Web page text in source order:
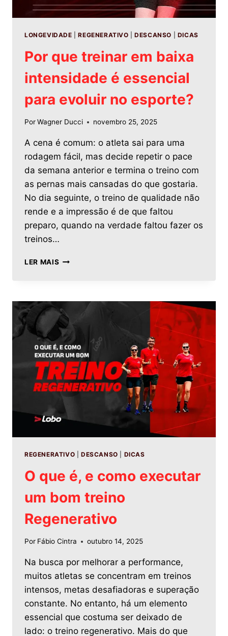
LONGEVIDADE |REGENERATIVO |DESCANSO DICAS
Por que treinar em baixa
intensidade é essencial
para evoluir no esporte?
PorWagner Ducci novembro 25, 2025
A cena é comum: o atleta sai para uma
rodagem fácil, mas decide repetir o pace
da semana anterior e termina o treino com
as pernas mais cansadas do que gostaria.
No dia seguinte, o treino de qualidade não
rende e a impressão é de que faltou
preparo, quando na verdade faltou fazer os
treinos…
LER MAIS
REGENERATIVO DESCANSO DICAS
O que é, e como executar
um bom treino
Regenerativo
Por Fábio Cintra outubro 14, 2025
Na busca por melhorar a performance,
muitos atletas se concentram em treinos
intensos, metas desafiadoras e superação
constante. No entanto, há um elemento
essencial que costuma ser deixado de
lado: o treino regenerativo. Mais do que